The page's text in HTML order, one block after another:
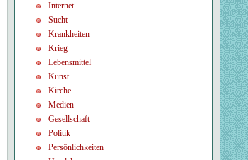
Internet
Sucht
Krankheiten
Krieg
Lebensmittel
Kunst
Kirche
Medien
Gesellschaft
Politik
Persönlichkeiten